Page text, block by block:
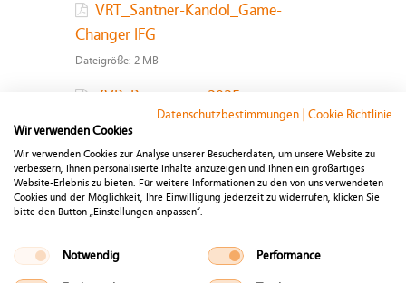
Datenschutzbestimmungen
Cookie Richtlinie
Wir verwenden Cookies
Wir verwenden Cookies zur Analyse unserer Besucherdaten, um unsere Website zu
verbessern, Ihnen personalisierte Inhalte anzuzeigen und Ihnen ein großartiges
Website-Erlebnis zu bieten. Für weitere Informationen zu den von uns verwendeten
Cookies und der Möglichkeit, Ihre Einwilligung jederzeit zu widerrufen, klicken Sie
bitte den Button „Einstellungen anpassen“.
Notwendig Performance
VRT_Santner-Kandol_Game-
Changer IFG
Dateigröße: 2 MB
ZVR_Programm_2025
Dateigröße: 747 KB
ZVR-Tagungsunterlagen
Dateigröße:3 MB